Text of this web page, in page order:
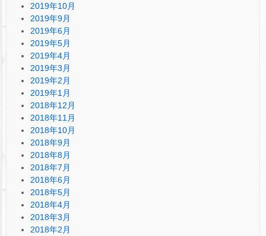
2019年10月
2019年9月
2019年6月
2019年5月
2019年4月
2019年3月
2019年2月
2019年1月
2018年12月
2018年11月
2018年10月
2018年9月
2018年8月
2018年7月
2018年6月
2018年5月
2018年4月
2018年3月
2018年2月